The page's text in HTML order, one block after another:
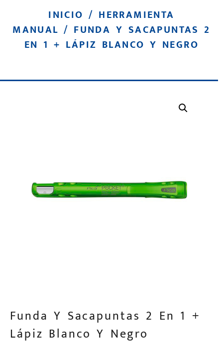
INICIO / HERRAMIENTA
MANUAL / FUNDA Y SACAPUNTAS 2
EN 1 + LÁPIZ BLANCO Y NEGRO
Funda Y Sacapuntas 2 En 1 +
Lápiz Blanco Y Negro